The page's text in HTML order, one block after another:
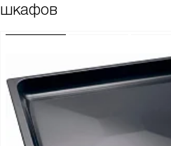
шкафов